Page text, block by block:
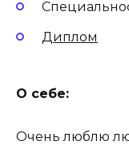
Диплом
О себе:
Очень люблю